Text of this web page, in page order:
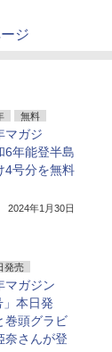
ジ
無料
マガジ
6年能登半島
4号分を無料
2024年1月30日
発売
マガジン
本日発
巻頭グラビ
奈さんが登